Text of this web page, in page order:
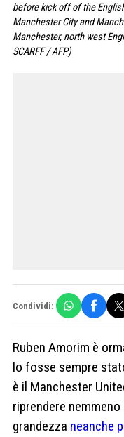
before kick off of the
Manchester City and
Manchester, north west
SCARFF / AFP)
Condividi:
Ruben Amorim è
lo fosse sempre
è il Manchester
riprendere
grandezza neanche